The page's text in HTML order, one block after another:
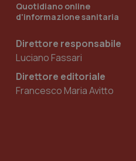
Quotidiano online
d'informazione sanitaria
Direttore responsabile
Luciano Fassari
Direttore editoriale
Francesco Maria Avitto